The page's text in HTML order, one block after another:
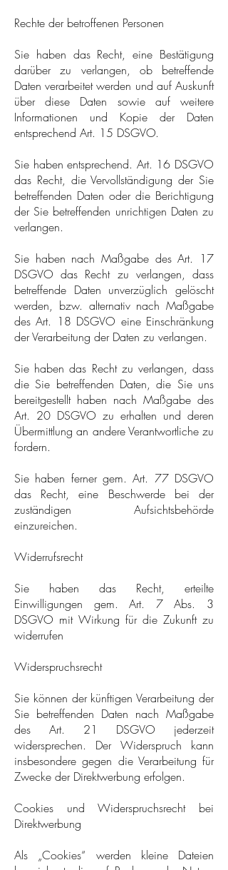
Rechte der betroffenen Personen
Sie haben das Recht, eine Bestätigung
darüber zu verlangen, ob betreffende
Daten verarbeitet werden und auf Auskunft
über diese Daten sowie auf weitere
Informationen und Kopie der Daten
entsprechend Art. 15 DSGVO.
Sie haben entsprechend. Art. 16 DSGVO
das Recht, die Vervollständigung der Sie
betreffenden Daten oder die Berichtigung
der Sie betreffenden unrichtigen Daten zu
verlangen.
Sie haben nach Maßgabe des Art. 17
DSGVO das Recht zu verlangen, dass
betreffende Daten unverzüglich gelöscht
werden, bzw. alternativ nach Maßgabe
des Art. 18 DSGVO eine Einschränkung
der Verarbeitung der Daten zu verlangen.
Sie haben das Recht zu verlangen, dass
die Sie betreffenden Daten, die Sie uns
bereitgestellt haben nach Maßgabe des
Art. 20 DSGVO zu erhalten und deren
Übermittlung an andere Verantwortliche zu
fordern.
Sie haben ferner gem. Art. 77 DSGVO
das Recht, eine Beschwerde bei der
zuständigen Aufsichtsbehörde
einzureichen.
Widerrufsrecht
Sie haben das Recht, erteilte
Einwilligungen gem. Art. 7 Abs. 3
DSGVO mit Wirkung für die Zukunft zu
widerrufen
Widerspruchsrecht
Sie können der künftigen Verarbeitung der
Sie betreffenden Daten nach Maßgabe
des Art. 21 DSGVO jederzeit
widersprechen. Der Widerspruch kann
insbesondere gegen die Verarbeitung für
Zwecke der Direktwerbung erfolgen.
Cookies und Widerspruchsrecht bei
Direktwerbung
Als „Cookies“ werden kleine Dateien